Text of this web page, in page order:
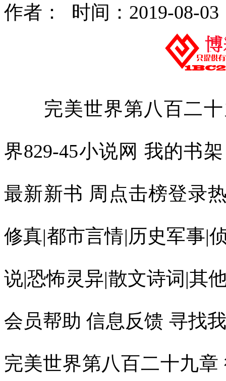
作者： 时间：2019-08-03
完美世界第八百二十九章 得手(辰东)-完美世界829-45小说网 我的书架 排 行 榜 最近更新 完本 最新新书 周点击榜登录热门分类：玄幻魔法|武侠修真|都市言情|历史军事|侦探推理|游戏竞技|科幻小说|恐怖灵异|散文诗词|其他类型 小说更新 小说推荐 会员帮助 信息反馈 寻找我们 45小说 完美世界简介 完美世界第八百二十九章 得手 加入书签 第八百二十九章 得手类别：玄幻魔法 作者：辰东 书名：完美世界“哧！”一抹蓝光腾天，想要遁走。然而，石昊更快，先是一脚跺下，让银袍初代洛道大口咳血，难以动弹，而后他冲天而上去追击。刷！光芒一闪，鲲鹏极速再加上缩地成寸*，让他一跃而过，截断前路，挡住蓝一尘，冷漠的看着。“臣服，或者死亡。”他话语不高，但是听在众人耳中，却如惊雷一般，要让两名初代当仆从，这是何等的大气魄。下方，打神石发光，瞬息放大，如同一座大山般，镇压在银袍初代的身上，死死的将他压在了那里。天空中，蓝一尘面色阴沉，堂堂初代怎能臣服，可是他觉得，自己多半不是对手，这样力拼的话，可能会殒落。“轰！”石昊不给他时间考虑，直接出手，霸气无边，圣光滔滔，让虚空塌陷。不臣服就是死，他没有任何的迟疑，全力出手！蓝一尘变色，催动宝术，迎了上去，不可能坐以待毙，一片蓝色金属光飞出，化成一柄又一柄神剑，斩向石昊。他为精金化形而生，故此身体具有金属杀伐气，随意化形，能喷薄出无数的兵器。“当当……”然而，让蓝一尘变色的是，所有强大的金属神剑都被石昊的手掌截断了，火星四溅[快穿]拯救BOSS。蓝一尘后退，张口长啸，炽热的金属液体出现，他召唤山川间的金属，如火山喷发般，从地面冲起。这种景象很惊人，鲜红的浆液，化成各种兵器，伴着符文，铺天盖地。无穷无尽，如同一片汪洋滔天众人骇然，这等攻击手段果然可怕，这天地间的金属物质听从他的号令。都衍生出骨文，化作攻击武器，杀向敌手。这取之不尽，用之不竭，天地间到处都是他的神兵利刃，在这一过程中，金属无尽，杀气滔天。石昊讶然，仔细的看着，掌握某种元素后。居然有这样的手段，令他惊异。不过，他并不怕，每次出拳都是金属液体四溅，再炽热的浆液也无法灼烧其躯。令他看起来神武无比，如同战仙临世。“轰！”浪涛击天，赤红如血，如同大地下的岩浆爆发，从火山口冲向高空。事实上，这些都是金属液体，但当中内蕴强大的符文。化成江海，席卷天地，围剿石昊。而在此过程中，蓝一尘融入了金属液体中，躲了起来，在暗中出手。他觉得自己不敌，还可以逃走。看到两人厮杀，众人神驰目眩。“只有这些本领了吗？”石昊说道，在他的身上，开始出现电芒。噼啪作响，而后万丈雷电从天而降。一瞬间，如同银河坠九天，各种电弧飞舞，没入金属液体中，让这里暴动！雷电在金属中爆发，盛烈无比。蓝一尘闷哼，当场被击飞了出来，他脸色难看，这种霸道无双的雷道宝术死死的克制了他，完全针对他的精金属性。天地间宁静了，他没有再驾驭金属，而是直接冲向石昊，近身搏杀。他虽然知道，多半不敌，但是不可能束手就擒，而是动用了自己最强大的本领，以金属之体近战。“当！”这天地间像是在打铁，又如神雷轰顶，震耳欲聋，声音太大了。两人的拳头撞在一起，石昊的的掌指无恙，宝辉闪动，妖异惊人。蓝一尘剧震，满脸不可思议之色，这个少年的肉身得多么的强横？让他那金属化成的神体都变形了，剧痛无比。“杀！”他怒啸，同石昊大战，不相信对方的肉身比他这个金属人还厉害。“当、当……”一声又一声金属音，穿金裂石，震的人耳膜都要撕裂了，可怕而惊人，两人在高空交击时，震出一道又一道涟漪。那些涟漪扩散，波及到了远处的山峰，直接将一些山头削落，而后爆碎。可以想象他们的力量有多么的巨大！众人傻眼，震撼莫名。蓝一尘的掌指完全变形了，而手臂、肩头、胸腹等部位，在彼此撞击的过程中更是凹陷了进去，不成样子怦然心动。“砰！”当两人的腿撞向一起时，蓝一尘彻底放弃了这种攻伐，因为整条右腿原本笔直，可现在歪七扭八，被对方那记鞭腿扫的不成样子。“这……”他心头发寒，在自己最擅长的领域都不敌，败的很彻底。他相信如果换做一个血肉之躯的生灵的话，早已爆碎，成为血与骨，而他是金属之体也已变形，将要折断了。比拼宝术，他更吃亏，那种雷道神通死死的克制了他。他一声长叹，自身足以抗衡初代，比之洛道只强不弱，可在这个少年面前却无任何优势。“砰！”一道粗大的雷电，几乎将他击穿，将蓝一尘轰落在地上，与那洛道并排躺在了一起。“最后问一遍，臣服，或死亡，选好了吗？”石昊低头俯视。他觉得，这两人实力很强，若是在他闭关时帮忙去寻找圣药等，供他修行，可以省去一大截时间。远处，一群强者寒毛嗖嗖的，一个个全都倒退，这个人太凶残了，那可是两名初代，任何一人都足以横扫一片天地，结果那个人却要收他们为仆人。外界，各教修士自然大震动，所有人都动容。初代是何等的超然，，可眼下却被石昊轻易击败，根本不是对手，将沦为为其仆从！“好凶残！”人们不得不叹。当然，最为难的肯定是蓝金岭，还有赤州洛家的人，那可是他们年轻一代的最强者、初代，就这样被擒。臣服，还是死亡？外界，这两家人脸色难看，心都提到了嗓子眼。他们自然不希望族内的最强传人被石昊收为仆从，但也不希望他们死去。那样的损失太大了。一时间，他们两难，脸色要多难看有多难看。“这个杀星！”两族人真的怕了，只要石昊一拳轰出。那么他们族内的最杰弟子就完了。此时，他们忽然觉得，哪怕臣服也好，只要能活下来，未来就还有希望。“别冲动，忍住啊，千万要活着。”一些人害怕了，不禁自语出声，结果引发其他教修士侧目。仙古，小千世界内。“可以告诉我你是谁吗？”蓝一尘开口。“荒、罪血后代、石昊。”石昊一连说了三个身份。蓝一尘身体剧震。吃惊的看着他，喃喃道：“我就知道，踢到铁板了。”不说其他，但是荒的身份，就足以让他长叹。雷帝宝术一出，会死死的克制他。石昊没有多说，怕打击他信心。洛道也是神色复杂，无论如何也没有想到，遇上了这尊魔王，其凶名赫赫，震动上界。连仙殿传人的次身都给斩了，如果知道是他，怎么可能会半路摘桃子，抢他神药。至于远处的那些人，一个个头皮发麻，无论是荒。还是罪血后代，那可都不是一般人能惹的，他们一哄而散，全都跑了。荒在这一代人中太有名气了，早在元天秘境时就已经煮过初代吃了妙云天。更遑论后来跟天人族的战斗等。如果不是初代，或者一族至尊，谁敢去惹他，故此一群人吓到发毛，一起溃逃。“你……还是荒？”旁边，红凰结结巴巴，才知道石昊还有这样的身份，原来早就来到了上界了，闯出了这么大的威名。地上，两名初代都低头，蓝一尘小声道：“你该不会想奴役我们一辈子吧，如果是这样我宁愿去死！”石昊知道，两人知道了他们的身份，心中的傲气被削去了不少，已然有些松动了念头。“离开仙古，我们各走一边，谁都不欠谁，在这里也不是非要奴役你们，只是请你们帮忙，在寻自己的造化时，也帮我找一些圣药、不死神泉等，我很需要。”石昊说道。两人无言，说的这么好听，还不是将他们视作手下，依旧是仆从待遇。“我所说是真的，你们不是奴仆，是我道友，不会夺你们造化，我只需要含生命物质多的药草等。”石昊笑眯眯的说道。两人腹诽，有这样揍道友的吗，身体都快被拆了，有这样拿脚丫子踩着道友的吗？浑身骨头都快断了。最后，两人被放开，皆低着头，同意了他所谓的彼此“相互照应”的说法。远处，还没有彻底离去的几名修士看到了这一幕，都震惊，两大初代真的臣服了？这绝对是一则惊人的消息！“有人收服了初代，这是大事件啊！”他们大震动，这注定要引发波澜。外界，各教修士也是一惊，眼皮直跳。蓝金岭的强者还有赤州的洛家的人都暗自长出了一口气，虽然族中的人杰被俘，成为仆从，但总算保住了性命。“毕竟是初代，怎么能放心呢？”石昊轻语。“用‘种阵术’吧。”打神石说道。这是一种玄妙的阵法，如同在人体内栽种一枚种子，生根发芽，掌控其生死。两名初代闻言，全都神色大变。“好！”石昊详细了解后，点了点头。“你……”洛道还有蓝一尘，不禁倒退，神色异常难看。“毕竟，我们还不熟，前期只能委屈你们了，等以后彼此知根知底，一定帮你们解开。”石昊微笑。事实上，他一直在盯着两人。可惜，一个是金属人，肯定煮不烂，没法吃，另一个虽然有部分朱雀血，但却是人形的，也下不了嘴。“杀了的话，也没法吃，太浪费了。”如果让人知道他的想法，一定会目瞪口呆，这也太……另类了，而蓝一尘与洛道若是知道他的念头，一定会气到吐血。“法阵已经破开，还请两位相助。”石昊说道，请他们从那个缺口进去。采摘虚天神藤。两人一叹，没什么好说的，人在屋檐下不得不低头，活着总比被当场击杀强。“哧！”当两人进去时。一道犀利的剑气突然爆发，将蓝一尘斩成两截，大阵隆隆作响，爆发威势痴恋大丫鬟。“算计我？！”打神石震怒。显然，破开的大阵发生了变化，虚天神藤迷惑众人来此血祭，让大阵有了异常，此时被引动了。打神石早就判断出，血祭后，大阵很可能会迅速瓦解。也可能会发生异常，变得很强，现在显然发生了后一种情况。蓝一尘翻滚了出来，洛道也脸色苍白。“怎么回事？！”他们怒吼，这几乎是送死。“出了点意外。很快解决。”打神石道。蓝一尘的两截身子很快合并在一起，断裂处熔化为金属液体，而后冷却，不久后完好如初。这种能力让石昊都是一惊，很变态，跟不死身似的，身为初代级高手。果然都有非凡手段与本领。“这很耗元气。”蓝一尘看着他那发光的眼神，一阵头大，真怕石昊让他用命去填法阵，硬闯进去采药。石昊点了点头，没有多说什么，他用重瞳仔细看过。只要击碎蓝一尘的元神，依旧是要死，不死身会失效。“轰！”大阵发光，不断闪耀各种符号，散发恐怖气息。这让几人惊异。这株神药果然成精了，居然还懂得牵引法阵，动用血祭之力。“跟我斗，你还嫩，一会儿断了你的根，吃了你的藤，看你还如何闹腾。”打神石恶狠狠的威胁。药田中，一株神药在发光的药田中来回“爬动”。它一米多长，拇指粗，雪白晶莹，带着蓬勃的生命气息，药香浓郁的化不开，银辉灿烂，如一条长着叶片的小龙，栩栩如生。此时，它居然在摇动叶片，又怕又惊。“别抗争了，你逃不了，若是不闹邪，我保证留你神根，让你活下去。”石昊说道，对于这种举世难求、价值无量的神药，他也不想灭绝掉，只想取药茎就好。让人吃惊的是，那雪白的虚天神藤居然在点头，藤身摇摆，像是在回应般。果然，打神石很顺利的清除了最后的障碍。“你自己出来。”石昊带着几人守在外面。虚天神藤的根茎也是洁白色的，近乎透明，光辉柔和的近乎梦幻，它的根须拔地而出，如龙在游动，贴着地面快速而来。它很顺服，径直从大阵的缺口出来，向石昊爬去。“嗖！”突然，虚天神藤扎进了地下，要施展土遁逃走。这种神药离飞天还欠缺火候，但是土遁术绝对举世难寻多少个比肩者，快到不可思议，一下子就没影了。“可惜啊！”此时，就是蓝一尘、洛道都觉得无比的遗憾，这样一株神药从眼前消失，任谁都会觉得心中空空落落。就是外界与石昊有仇怨的一群人，也都一叹，这样一株神药逃走，让人觉得心疼与惋惜不已。当然，也有不少人幸灾乐祸，毕竟是石昊损失了一株神药，而非他们[韩娱GD]慢慢爱。“咻！”突然，白光一闪，虚天神藤再现，从土里冲了出来，向大阵中逃去。砰的一声，它撞在了一层光幕上，无法再进去了。“小样，就知道你不肯屈服，无论地下还是原路，都被我布下了法阵，逃不了。”打神石得意洋洋。这是石昊了解到这种神药的奇特处后，特意嘱咐它小心，让它暗中布下了阵法。刷的一声，石昊探手，快到极致，一把将这株神藤抓了起来，它通体无暇，比羊脂玉还要洁白透亮，光辉洒落，浓郁的芬芳让石昊觉得自己要飘了起来，简直要羽化成仙了。他的每一寸毛孔都在吸收光雨，那是神性物质，通体舒畅了，这种药性超出想象的惊人。至此，石昊才长出一口气，他也没有想到一株药居然这